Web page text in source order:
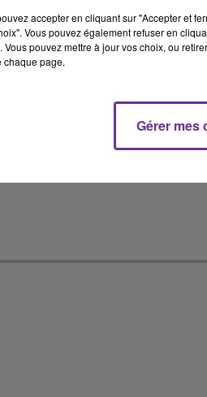
accepter en cliquant sur "Accepter et
Vous pouvez également refuser en
Vous pouvez mettre à jour vos choix, ou
chaque page.
Gérer mes